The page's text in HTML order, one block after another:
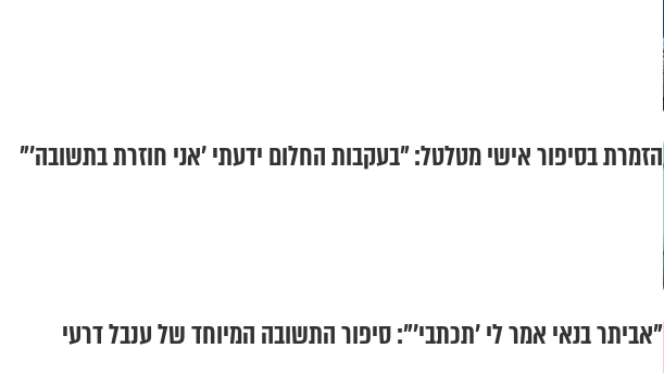
הזמרת בסיפור אישי מטלטל: "בעקבות החלום ידעתי ’אני חוזרת בתשובה’"
"אביתר בנאי אמר לי 'תכתבי'": סיפור התשובה המיוחד של ענבל דרעי